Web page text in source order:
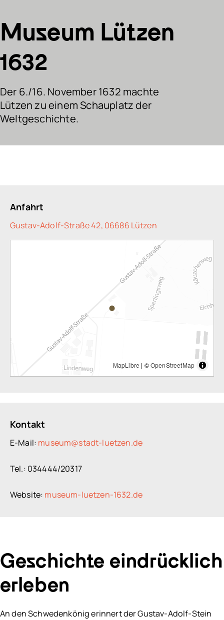
Museum Lützen
1632
Der 6./16. November 1632 machte
Lützen zu einem Schauplatz der
Weltgeschichte.
Geschichte eindrücklich
erleben
An den Schwedenkönig erinnert der Gustav-Adolf-Stein
Anfahrt
Gustav-Adolf-Straße 42, 06686 Lützen
MapLibre | ©OpenStreetMap
Kontakt
E-Mail: museum@stadt-luetzen.de
Tel.: 034444/20317
Website: museum-luetzen-1632.de